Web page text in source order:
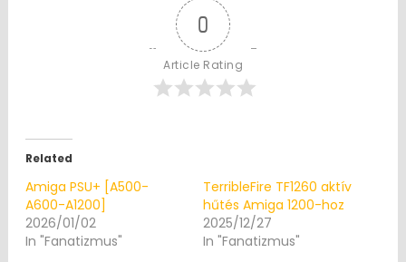
0
Article Rating
Related
Amiga PSU+ [A500-
A600-A1200]
2026/01/02
In "Fanatizmus"
TerribleFire TF1260 aktív
hűtés Amiga 1200-hoz
2025/12/27
In "Fanatizmus"